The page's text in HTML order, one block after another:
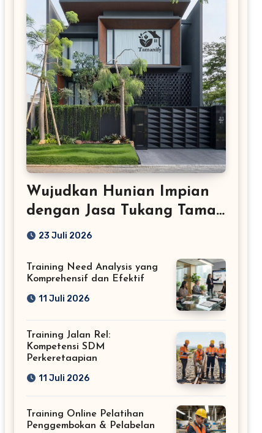
Wujudkan Hunian Impian
dengan Jasa Tukang Taman
Profesional
23 Juli 2026
Training Need Analysis yang
Komprehensif dan Efektif
11 Juli 2026
Training Jalan Rel:
Kompetensi SDM
Perkeretaapian
11 Juli 2026
Training Online Pelatihan
Penggembokan & Pelabelan